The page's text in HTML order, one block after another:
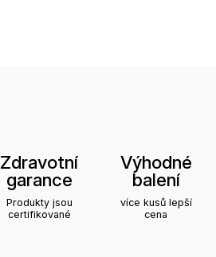
Zdravotní
garance
Produkty jsou
certifikované
Výhodné
balení
více kusů lepší
cena